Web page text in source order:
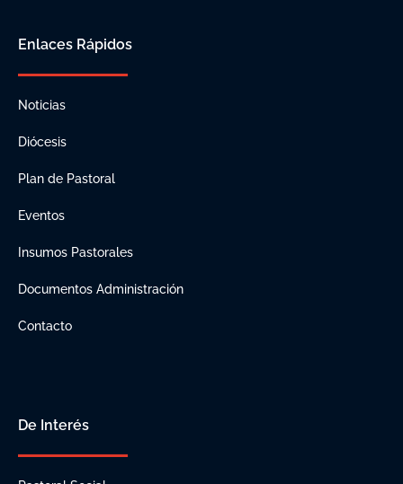
Enlaces Rápidos
Noticias
Diócesis
Plan de Pastoral
Eventos
Insumos Pastorales
Documentos Administración
Contacto
De Interés